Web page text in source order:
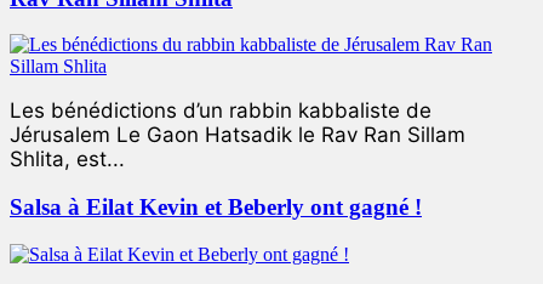
Les bénédictions d’un rabbin kabbaliste de
Jérusalem Le Gaon Hatsadik le Rav Ran Sillam
Shlita, est...
Salsa à Eilat Kevin et Beberly ont gagné !